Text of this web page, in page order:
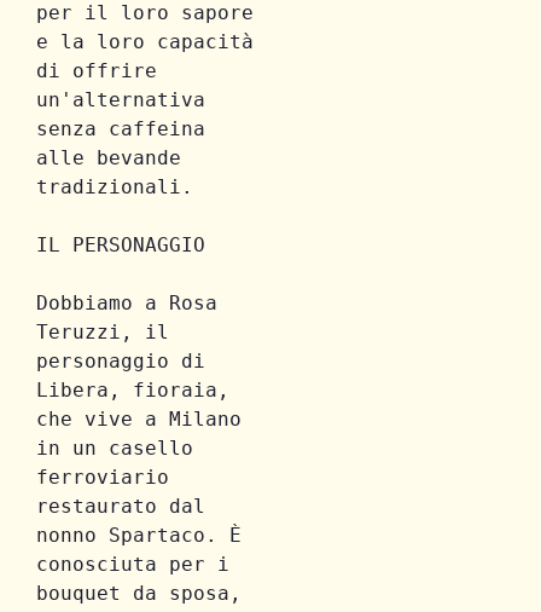
per il loro sapore
e la loro capacità
di offrire
un'alternativa
senza caffeina
alle bevande
tradizionali.
IL PERSONAGGIO
Dobbiamo a Rosa
Teruzzi, il
personaggio di
Libera, fioraia,
che vive a Milano
in un casello
ferroviario
restaurato dal
nonno Spartaco. È
conosciuta per i
bouquet da sposa,